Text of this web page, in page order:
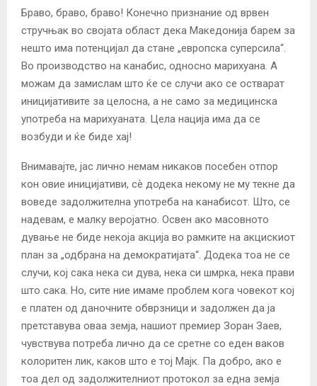
Браво, браво, браво! Конечно признание од врвен
стручњак во својата област дека Македонија барем за
нешто има потенцијал да стане „европска суперсила“.
Во производство на канабис, односно марихуана. А
можам да замислам што ќе се случи ако се остварат
иницијативите за целосна, а не само за медицинска
употреба на марихуаната. Цела нација има да се
возбуди и ќе биде хај!
Внимавајте, јас лично немам никаков посебен отпор
кон овие иницијативи, сѐ додека некому не му текне да
воведе задолжителна употреба на канабисот. Што, се
надевам, е малку веројатно. Освен ако масовното
дување не биде некоја акција во рамките на акцискиот
план за „одбрана на демократијата“. Додека тоа не се
случи, кој сака нека си дува, нека си шмрка, нека прави
што сака. Но, сите ние имаме проблем кога човекот кој
е платен од даночните обврзници и задолжен да ја
претставува оваа земја, нашиот премиер Зоран Заев,
чувствува потреба лично да се сретне со еден ваков
колоритен лик, каков што е тој Мајк. Па добро, ако е
тоа дел од задолжителниот протокол за една земја